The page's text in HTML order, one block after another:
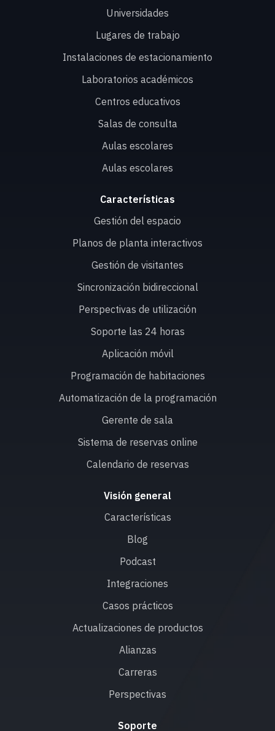
Universidades
Lugares de trabajo
Instalaciones de estacionamiento
Laboratorios académicos
Centros educativos
Salas de consulta
Aulas escolares
Aulas escolares
Características
Gestión del espacio
Planos de planta interactivos
Gestión de visitantes
Sincronización bidireccional
Perspectivas de utilización
Soporte las 24 horas
Aplicación móvil
Programación de habitaciones
Automatización de la programación
Gerente de sala
Sistema de reservas online
Calendario de reservas
Visión general
Características
Blog
Podcast
Integraciones
Casos prácticos
Actualizaciones de productos
Alianzas
Carreras
Perspectivas
Soporte